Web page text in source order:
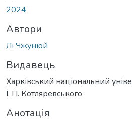
2024
Автори
Лі Чжунюй
Видавець
Харківський національний
І. П. Котляревського
Анотація